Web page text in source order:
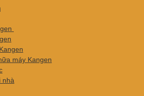
máy Kangen
nhà